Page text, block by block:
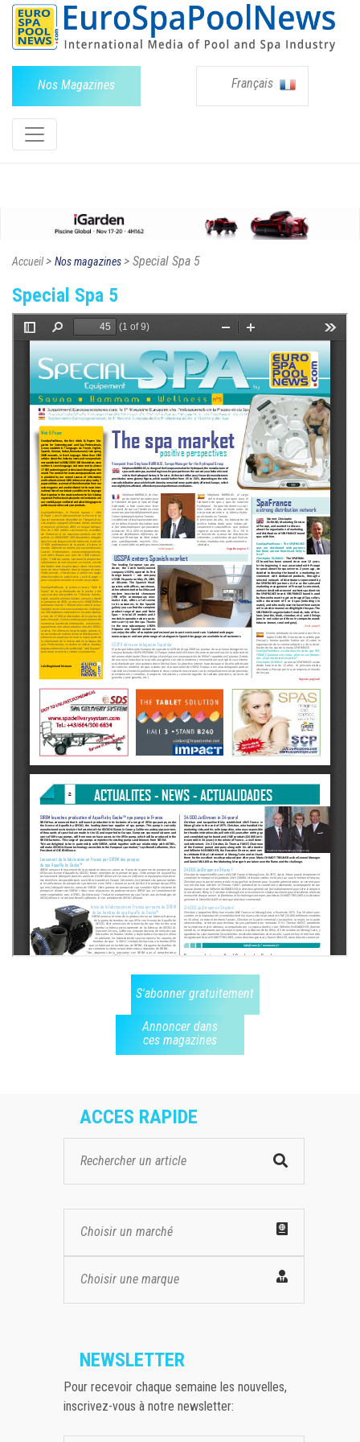
Nos Magazines Français
Accueil> Nos magazines> Special Spa 5
Special Spa 5
S'abonner gratuitement
Annoncer dans
ces magazines
ACCES RAPIDE
Choisir un marché
Choisir une marque
NEWSLETTER
Pour recevoir chaque semaine les nouvelles,
inscrivez-vous à notre newsletter: